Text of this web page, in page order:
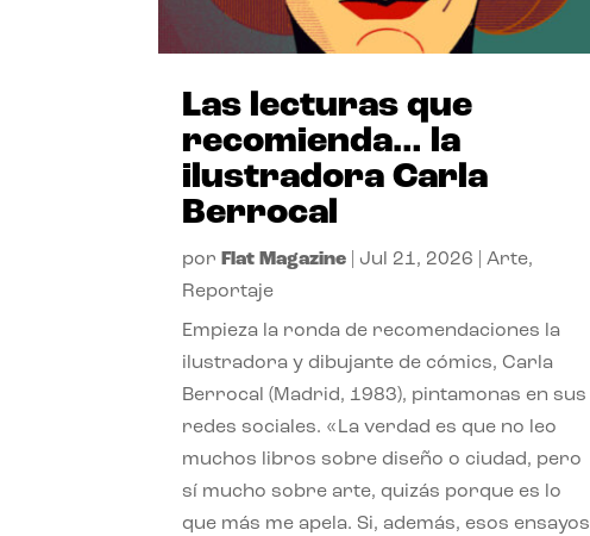
Las lecturas que
recomienda… la
ilustradora Carla
Berrocal
por Flat Magazine Jul 21, 2026 |Arte,
Reportaje
Empieza la ronda de recomendaciones la
ilustradora y dibujante de cómics, Carla
Berrocal (Madrid, 1983), pintamonas en sus
redes sociales. «La verdad es que no leo
muchos libros sobre diseño o ciudad, pero
sí mucho sobre arte, quizás porque es lo
que más me apela. Si, además, esos ensayos